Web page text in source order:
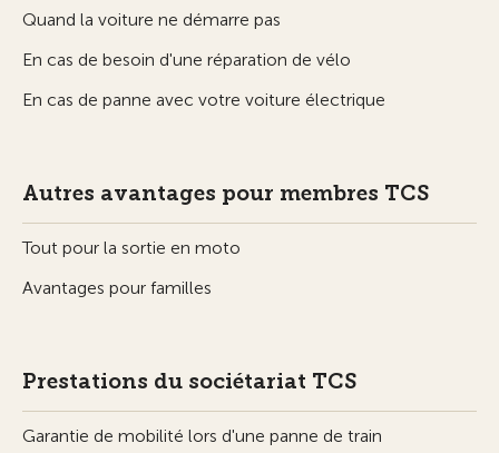
Quand la voiture ne démarre pas
En cas de besoin d'une réparation de vélo
En cas de panne avec votre voiture électrique
Autres avantages pour membres TCS
Tout pour la sortie en moto
Avantages pour familles
Prestations du sociétariat TCS
Garantie de mobilité lors d'une panne de train